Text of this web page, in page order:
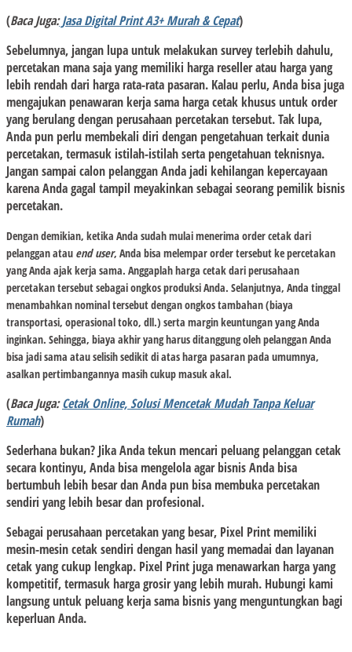
(Baca Juga:Jasa Digital Print A3+ Murah & Cepat)
Sebelumnya, jangan lupa untuk melakukan survey terlebih dahulu,
percetakan mana saja yang memiliki harga reseller atau harga yang
lebih rendah dari harga rata-rata pasaran. Kalau perlu, Anda bisa juga
mengajukan penawaran kerja sama harga cetak khusus untuk order
yang berulang dengan perusahaan percetakan tersebut. Tak lupa,
Anda pun perlu membekali diri dengan pengetahuan terkait dunia
percetakan, termasuk istilah-istilah serta pengetahuan teknisnya.
Jangan sampai calon pelanggan Anda jadi kehilangan kepercayaan
karena Anda gagal tampil meyakinkan sebagai seorang pemilik bisnis
percetakan.
Dengan demikian, ketika Anda sudah mulai menerima order cetak dari
pelanggan atau end user, Anda bisa melempar order tersebut ke percetakan
yang Anda ajak kerja sama. Anggaplah harga cetak dari perusahaan
percetakan tersebut sebagai ongkos produksi Anda. Selanjutnya, Anda tinggal
menambahkan nominal tersebut dengan ongkos tambahan (biaya
transportasi, operasional toko, dll.) serta margin keuntungan yang Anda
inginkan. Sehingga, biaya akhir yang harus ditanggung oleh pelanggan Anda
bisa jadi sama atau selisih sedikit di atas harga pasaran pada umumnya,
asalkan pertimbangannya masih cukup masuk akal.
(Baca Juga:Cetak Online, Solusi Mencetak Mudah Tanpa Keluar
Rumah)
Sederhana bukan? Jika Anda tekun mencari peluang pelanggan cetak
secara kontinyu, Anda bisa mengelola agar bisnis Anda bisa
bertumbuh lebih besar dan Anda pun bisa membuka percetakan
sendiri yang lebih besar dan profesional.
Sebagai perusahaan percetakan yang besar, Pixel Print memiliki
mesin-mesin cetak sendiri dengan hasil yang memadai dan layanan
cetak yang cukup lengkap. Pixel Print juga menawarkan harga yang
kompetitif, termasuk harga grosir yang lebih murah. Hubungi kami
langsung untuk peluang kerja sama bisnis yang menguntungkan bagi
keperluan Anda.